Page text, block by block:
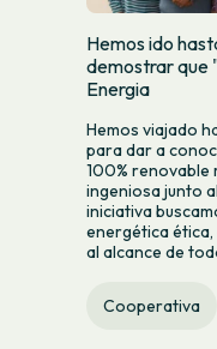
Hemos ido
demostrar que
Energia
Hemos viajado
para dar a
100% renovable
ingeniosa junto
iniciativa
energética
al alcance de
Cooperativa